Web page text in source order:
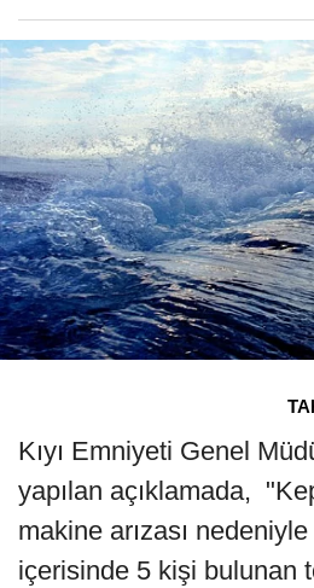
Kıyı Emniyeti Genel
yapılan açıklamada,
makine arızası
içerisinde 5 kişi bulunan